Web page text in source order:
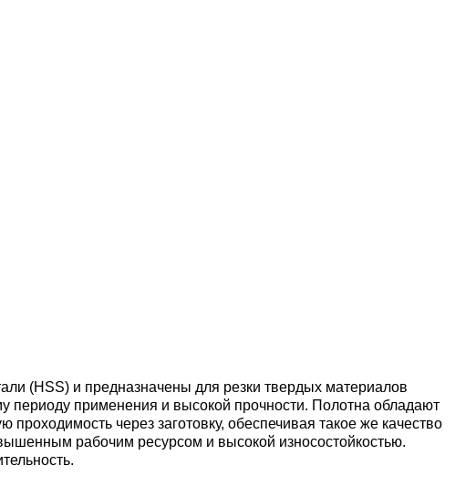
(HSS) и предназначены для резки твердых материалов
периоду применения и высокой прочности. Полотна обладают
через заготовку, обеспечивая такое же качество
рабочим ресурсом и высокой износостойкостью.